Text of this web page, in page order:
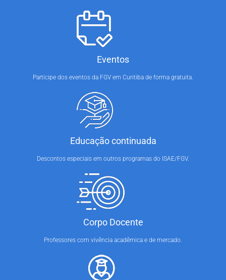
Eventos
Participe dos eventos da FGV em Curitiba de forma gratuita.
Educação continuada
Descontos especiais em outros programas do ISAE/FGV.
Corpo Docente
Professores com vivência acadêmica e de mercado.